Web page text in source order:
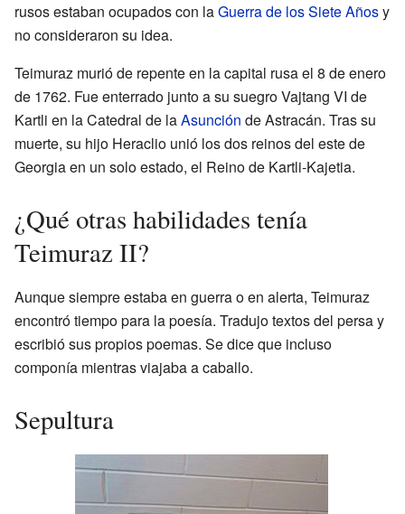
rusos estaban ocupados con laGuerra de los Siete Añosy
no consideraron su idea.
Teimuraz murió de repente en la capital rusa el 8 de enero
de 1762. Fue enterrado junto a su suegro Vajtang VI de
Kartli en la Catedral de laAsunción de Astracán. Tras su
muerte, su hijo Heraclio unió los dos reinos del este de
Georgia en un solo estado, el Reino de Kartli-Kajetia.
¿Qué otras habilidades tenía
Teimuraz II?
Aunque siempre estaba en guerra o en alerta, Teimuraz
encontró tiempo para la poesía. Tradujo textos del persa y
escribió sus propios poemas. Se dice que incluso
componía mientras viajaba a caballo.
Sepultura